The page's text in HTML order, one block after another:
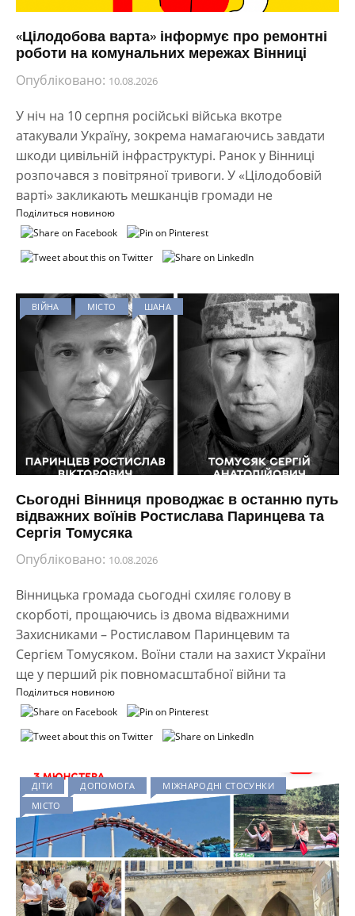
«Цілодобова варта» інформує про ремонтні
роботи на комунальних мережах Вінниці
Опубліковано: 10.08.2026
У ніч на 10 серпня російські війська вкотре
атакували Україну, зокрема намагаючись завдати
шкоди цивільній інфраструктурі. Ранок у Вінниці
розпочався з повітряної тривоги. У «Цілодобовій
варті» закликають мешканців громади не
Поділиться новиною
ВІЙНА МІСТО ШАНА
Сьогодні Вінниця проводжає в останню путь
відважних воїнів Ростислава Паринцева та
Сергія Томусяка
Опубліковано: 10.08.2026
Вінницька громада сьогодні схиляє голову в
скорботі, прощаючись із двома відважними
Захисниками – Ростиславом Паринцевим та
Сергієм Томусяком. Воїни стали на захист України
ще у перший рік повномасштабної війни та
Поділиться новиною
ДІТИ ДОПОМОГА
МІЖНАРОДНІ СТОСУНКИ
МІСТО